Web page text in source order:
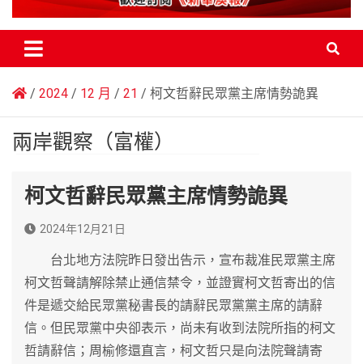
2024 12 月 21 柯文哲辭民眾黨主席情勢詭異
兩岸觀察（富權）
柯文哲辭民眾黨主席情勢詭異
2024年12月21日
台北地方法院昨日發出告示，宣布裁准民眾黨主席
柯文哲聲請解除禁止通信禁令，並證實柯文哲寄出的信
件是遞交給民眾黨秘書長的請辭民眾黨黨主席的請辭
信。但民眾黨中央卻表示，尚未有收到法院所指的柯文
哲請辭信；周榆修還直言，柯文哲只是向法院聲請寄